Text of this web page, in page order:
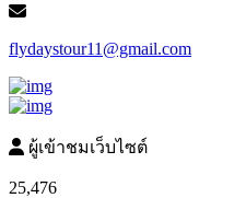
flydaystour11@gmail.com
ผู้เข้าชมเว็บไซต์
25,476